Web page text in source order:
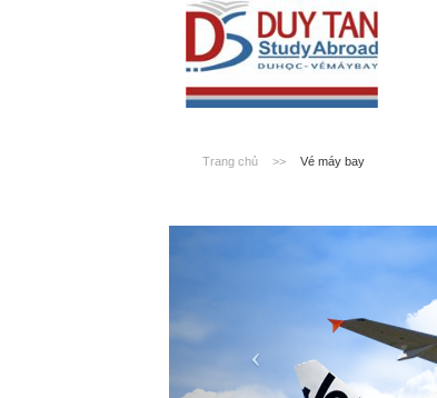
Trang chủ >> Vé máy bay